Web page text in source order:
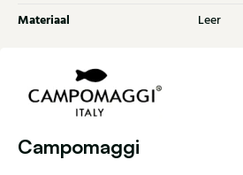
Materiaal Leer
Campomaggi